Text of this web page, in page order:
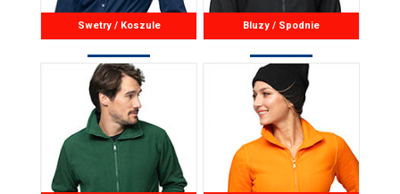
Swetry / Koszule Bluzy / Spodnie